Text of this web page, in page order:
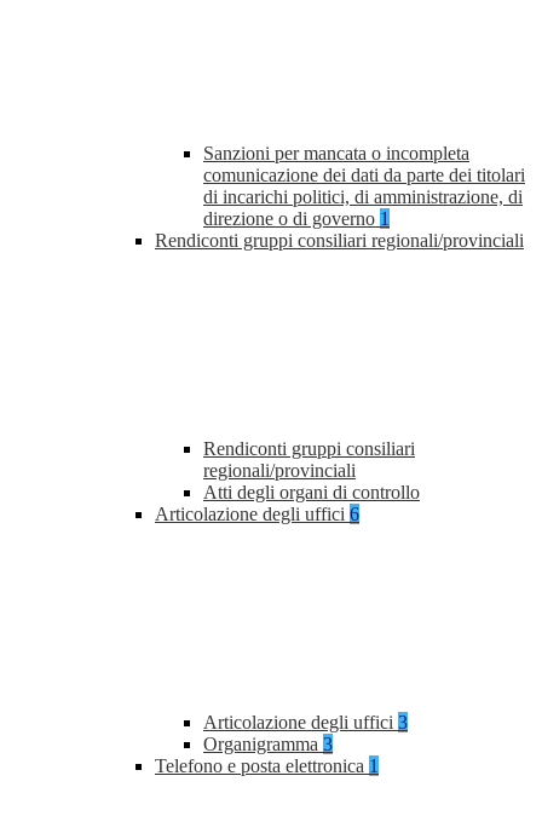
Sanzioni per mancata o incompleta
comunicazione dei dati da parte dei titolari
di incarichi politici, di amministrazione, di
direzione o di governo 1
Rendiconti gruppi consiliari regionali/provinciali
Rendiconti gruppi consiliari
regionali/provinciali
Atti degli organi di controllo
Articolazione degli uffici 6
Articolazione degli uffici 3
Organigramma 3
Telefono e posta elettronica 1